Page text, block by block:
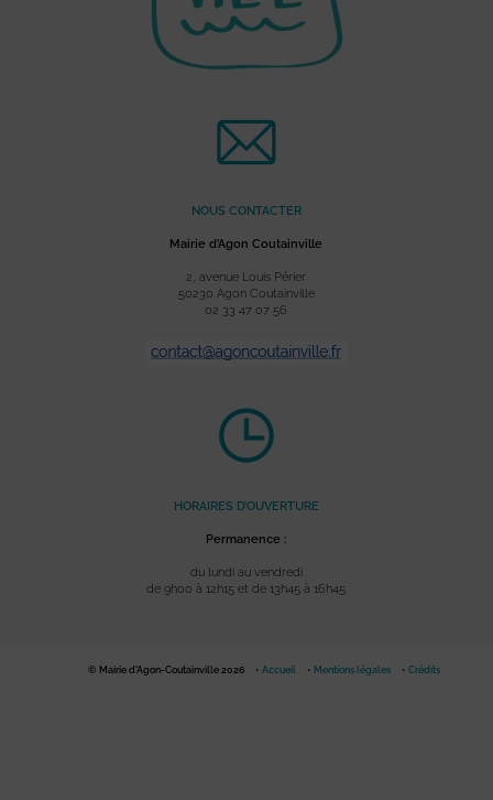
NOUS CONTACTER
Mairie d’Agon Coutainville
2, avenue Louis Périer
50230 Agon Coutainville
02 33 47 07 56
HORAIRES D’OUVERTURE
Permanence :
du lundi au vendredi
de 9h00 à 12h15 et de 13h45 à 16h45
© Mairie d'Agon-Coutainville 2026 Accueil Mentions légales Crédits